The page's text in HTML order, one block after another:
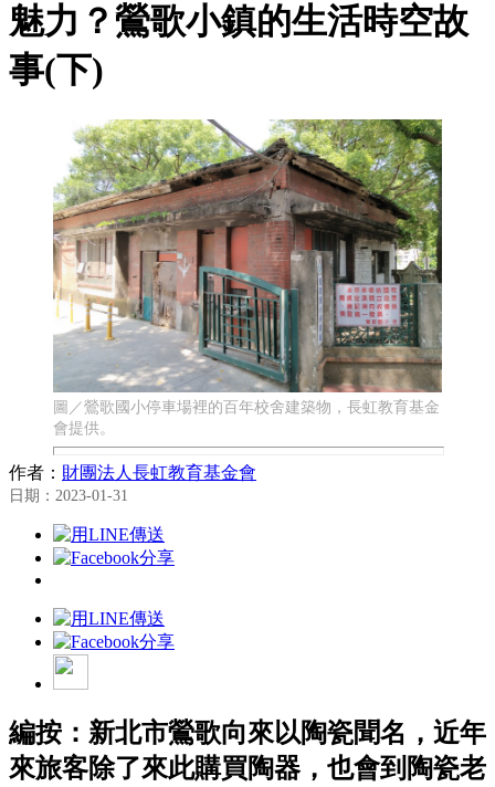
魅力？鶯歌小鎮的生活時空故
事(下)
圖／鶯歌國小停車場裡的百年校舍建築物，長虹教育基金
會提供。
作者： 財團法人長虹教育基金會
日期：2023-01-31
編按：新北市鶯歌向來以陶瓷聞名，近年
來旅客除了來此購買陶器，也會到陶瓷老